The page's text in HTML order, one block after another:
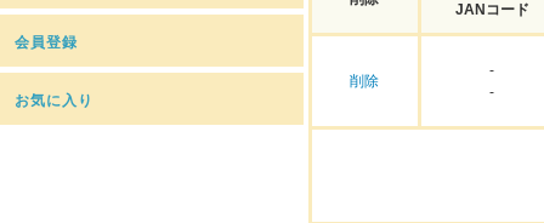
会員登録
お気に入り
JANコード
削除
-
-